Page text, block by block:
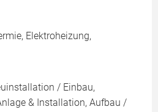
Elektroheizung,
/ Einbau,
& Installation, Aufbau /